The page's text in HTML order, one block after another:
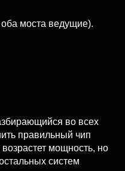
оба моста ведущие).
во всех
правильный чип
мощность, но
систем